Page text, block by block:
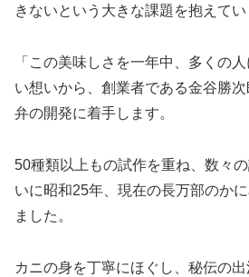
きないという大きな課題を抱えてい
「この美味しさを一年中、多くの
い想いから、創業者である金谷勝
弁の開発に着手します。
50種類以上もの試作を重ね、数々
いに昭和25年、現在の長万部のか
ました。
カニの身を丁寧にほぐし、秘伝の